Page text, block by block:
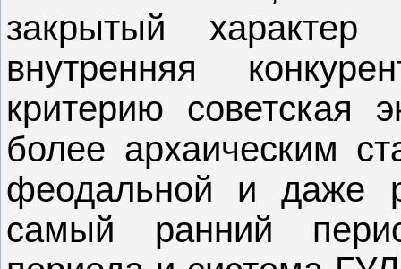
закрытый
внутренняя
критерию советская
более архаическим
феодальной и даже
самый ранний